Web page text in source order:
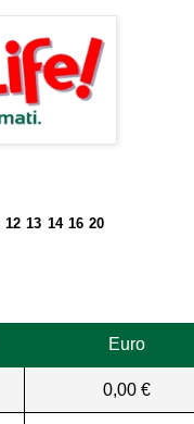
13 14 16 20
Euro
0,00 €